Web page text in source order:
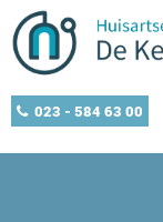
023 - 584 63 00